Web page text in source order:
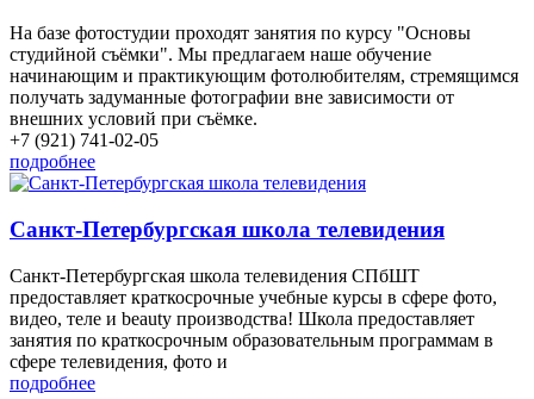
На базе фотостудии проходят занятия по курсу "Основы
студийной съёмки". Мы предлагаем наше обучение
начинающим и практикующим фотолюбителям, стремящимся
получать задуманные фотографии вне зависимости от
внешних условий при съёмке.
+7 (921) 741-02-05
подробнее
Санкт-Петербургская школа телевидения
Санкт-Петербургская школа телевидения СПбШТ
предоставляет краткосрочные учебные курсы в сфере фото,
видео, теле и beauty производства! Школа предоставляет
занятия по краткосрочным образовательным программам в
сфере телевидения, фото и
подробнее